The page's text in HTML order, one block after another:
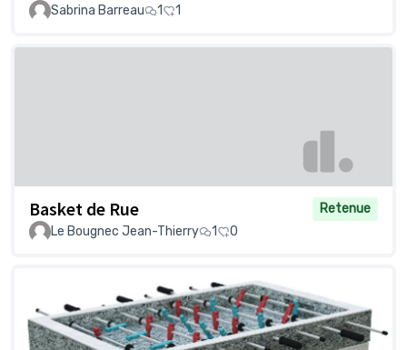
Sabrina Barreau
1 1
Basket de Rue
Retenue
Le Bougnec Jean-Thierry
1 0